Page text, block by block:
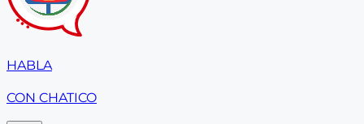
HABLA
CON CHATICO